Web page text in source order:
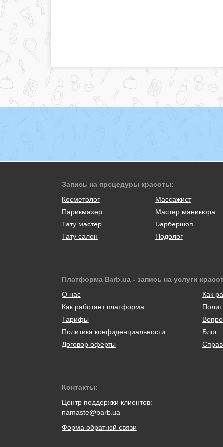
Запись на процедуры красоты:
Косметолог
Массажист
Парикмахер
Мастер маникюра
Тату мастер
Барбершоп
Тату салон
Подолог
Платформа Barb.ua - запись на услуги
О нас
Как работает платформа
Тарифы
Политика конфиденциальности
Договор оферты
Как
Блог
Контакты:
Центр поддержки клиентов:
namaste@barb.ua
Форма обратной связи